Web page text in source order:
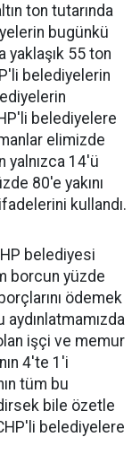
ton tutarında
bugünkü
yaklaşık 55 ton
belediyelerin
belediyelere
elimizde
14'ü
80'e yakını
kullandı.
belediyesi
borcun yüzde
ödemek
işçi ve memur
4'te 1'i
tüm bu
bile özetle
belediyelere